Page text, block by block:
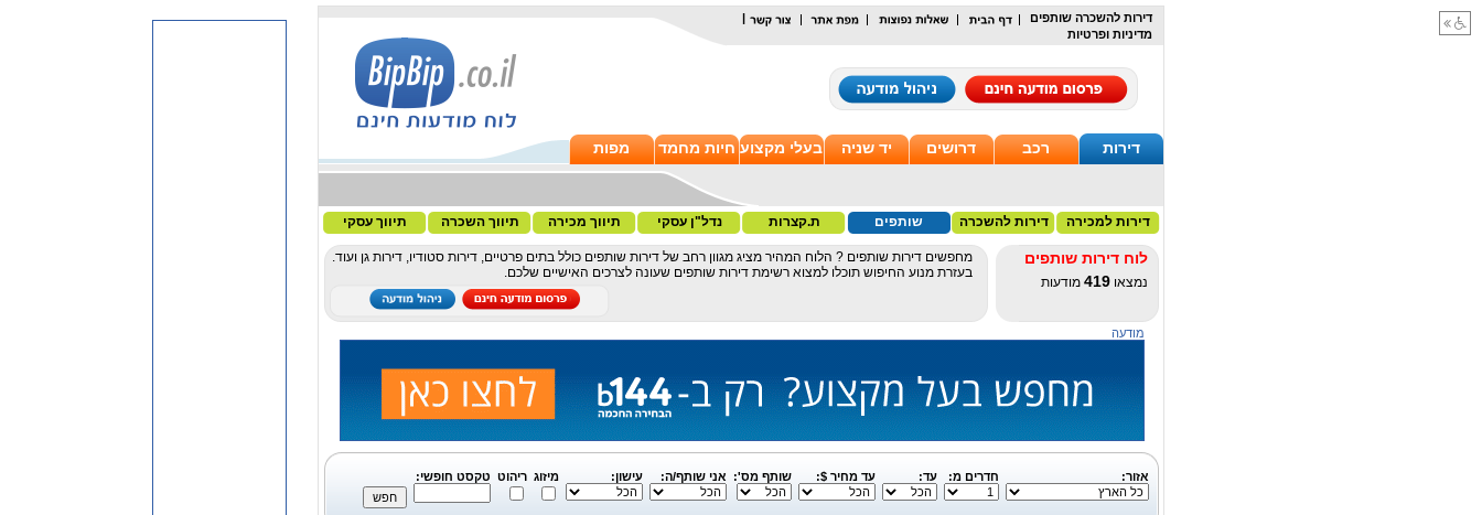
דירות להשכרה שותפים
מדיניות ופרטיות
דירות רכב דרושים יד שניה בעלי מקצוע חיות מחמד מפות
דירות למכירה דירות להשכרה שותפים ת.קצרות נדל"ן עסקי תיווך מכירה תיווך השכרה תיווך עסקי
לוח דירות שותפים
נמצאו 419 מודעות
מחפשים דירות שותפים ? הלוח המהיר מציג מגוון רחב של דירות שותפים כולל בתים פרטיים, דירות סטודיו, דירות גן ועוד.
בעזרת מנוע החיפוש תוכלו למצוא רשימת דירות שותפים שעונה לצרכים האישיים שלכם.
מודעה
אזור: חדרים מ: עד: עד מחיר $: שותף מס': אני שותף/ה: עישון: מיזוג ריהוט טקסט חופשי: